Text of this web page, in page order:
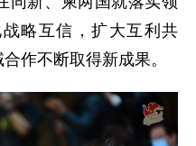
略互信，扩大互利共
作不断取得新成果。